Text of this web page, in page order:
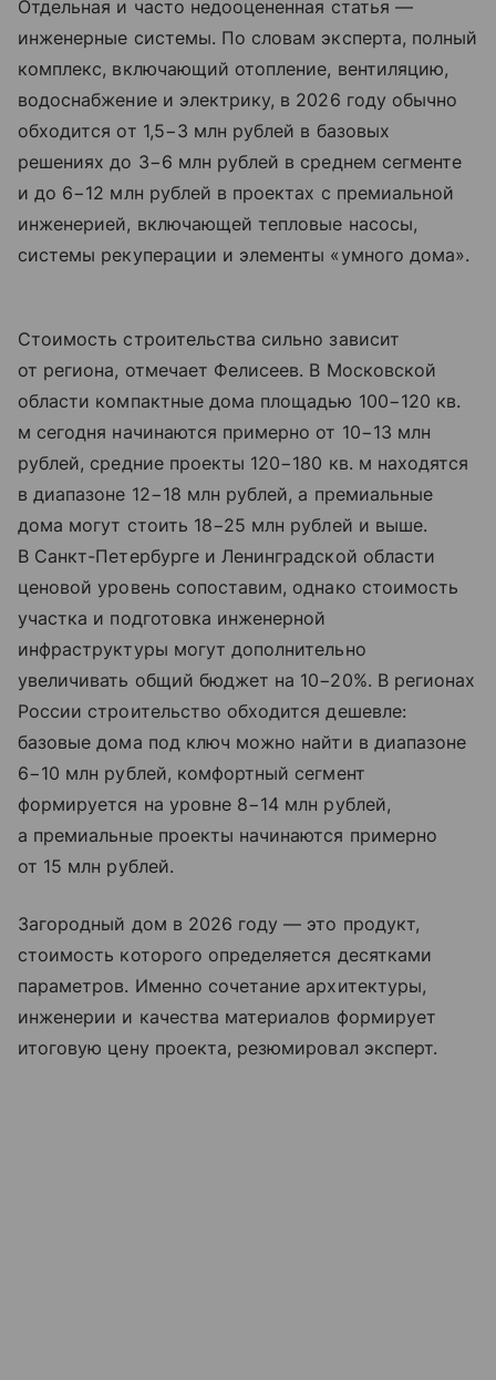
Отдельная и часто недооцененная статья —
инженерные системы. По словам эксперта, полный
комплекс, включающий отопление, вентиляцию,
водоснабжение и электрику, в 2026 году обычно
обходится от 1,5−3 млн рублей в базовых
решениях до 3−6 млн рублей в среднем сегменте
и до 6−12 млн рублей в проектах с премиальной
инженерией, включающей тепловые насосы,
системы рекуперации и элементы «умного дома».
Стоимость строительства сильно зависит
от региона, отмечает Фелисеев. В Московской
области компактные дома площадью 100−120 кв.
м сегодня начинаются примерно от 10−13 млн
рублей, средние проекты 120−180 кв. м находятся
в диапазоне 12−18 млн рублей, а премиальные
дома могут стоить 18−25 млн рублей и выше.
В Санкт-Петербурге и Ленинградской области
ценовой уровень сопоставим, однако стоимость
участка и подготовка инженерной
инфраструктуры могут дополнительно
увеличивать общий бюджет на 10−20%. В регионах
России строительство обходится дешевле:
базовые дома под ключ можно найти в диапазоне
6−10 млн рублей, комфортный сегмент
формируется на уровне 8−14 млн рублей,
а премиальные проекты начинаются примерно
от 15 млн рублей.
Загородный дом в 2026 году — это продукт,
стоимость которого определяется десятками
параметров. Именно сочетание архитектуры,
инженерии и качества материалов формирует
итоговую цену проекта, резюмировал эксперт.